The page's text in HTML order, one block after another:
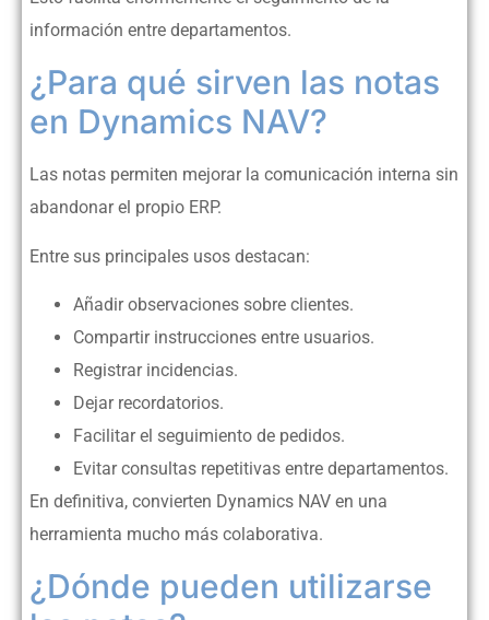
información entre departamentos.
¿Para qué sirven las notas
en Dynamics NAV?
Las notas permiten mejorar la comunicación interna sin
abandonar el propio ERP.
Entre sus principales usos destacan:
Añadir observaciones sobre clientes.
Compartir instrucciones entre usuarios.
Registrar incidencias.
Dejar recordatorios.
Facilitar el seguimiento de pedidos.
Evitar consultas repetitivas entre departamentos.
En definitiva, convierten Dynamics NAV en una
herramienta mucho más colaborativa.
¿Dónde pueden utilizarse